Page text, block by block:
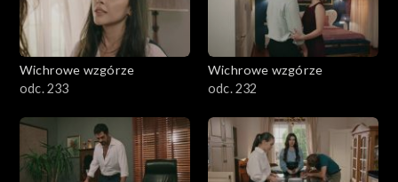
Wichrowe wzgórze
odc. 233
Wichrowe wzgórze
odc. 232